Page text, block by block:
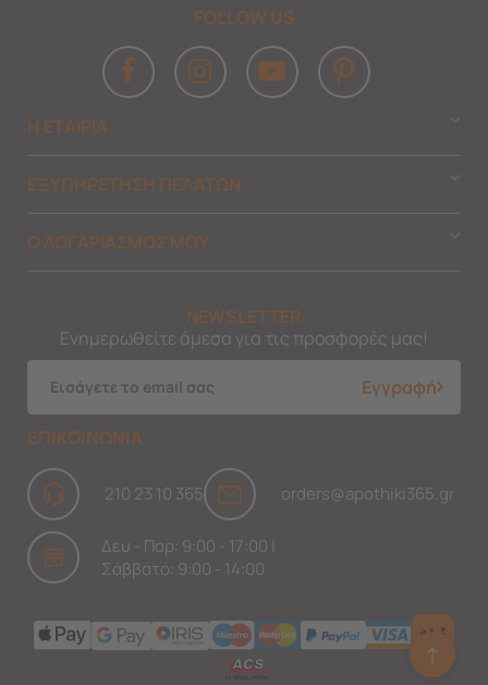
FOLLOW US
Η ΕΤΑΙΡΙΑ
ΕΞΥΠΗΡΕΤΗΣΗ ΠΕΛΑΤΩΝ
Ο ΛΟΓΑΡΙΑΣΜΟΣ ΜΟΥ
NEWSLETTER
Ενημερωθείτε άμεσα για τις προσφορές μας!
Εγγραφή
ΕΠΙΚΟΙΝΩΝΙΑ
210 23 10 365 orders@apothiki365.gr
Δευ - Παρ: 9:00 - 17:00 |
Σάββατο: 9:00 - 14:00
↑